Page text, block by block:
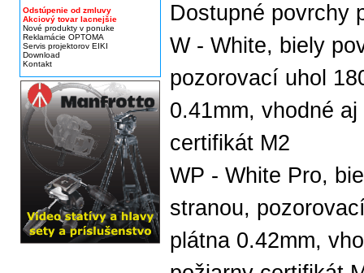
Odstúpenie od zmluvy
Akciový tovar lacnejšie
Nové produkty v ponuke
Reklamácie OPTOMA
Servis projektorov EIKI
Download
Kontakt
Dostupné povrchy
W - White, biely
pozorovací uhol
0.41mm, vhodné
certifikát M2
WP - White Pro,
stranou,
plátna 0.42mm,